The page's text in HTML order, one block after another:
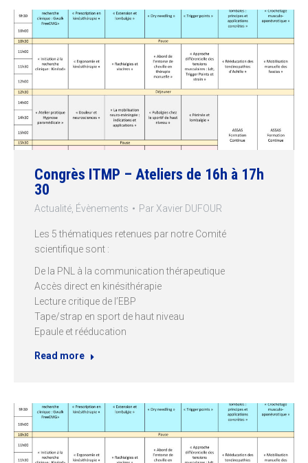
Congrès ITMP – Ateliers de 16h à 17h
30
Actualité Évènements Par Xavier DUFOUR
Les 5 thématiques retenues par notre Comité
scientifique sont :
De la PNL à la communication thérapeutique
Accès direct en kinésithérapie
Lecture critique de l’EBP
Tape/strap en sport de haut niveau
Epaule et rééducation
Read more